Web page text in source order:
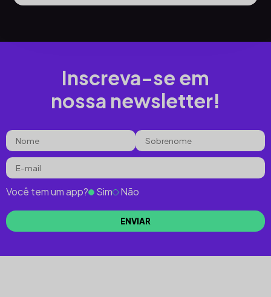
Inscreva-se em
nossa newsletter!
Você tem um app? Sim Não